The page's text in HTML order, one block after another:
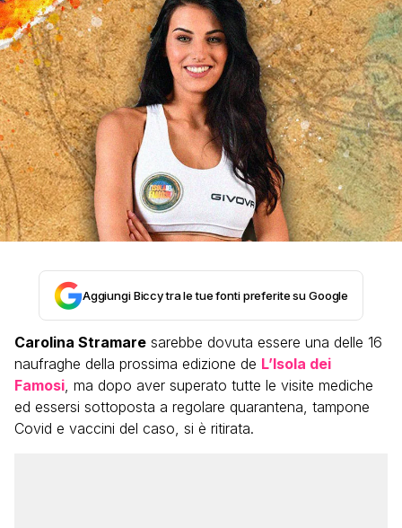
Aggiungi Biccy tra le tue fonti preferite su Google
Carolina Stramare sarebbe dovuta essere una delle 16
naufraghe della prossima edizione de L’Isola dei
Famosi , ma dopo aver superato tutte le visite mediche
ed essersi sottoposta a regolare quarantena, tampone
Covid e vaccini del caso, si è ritirata.